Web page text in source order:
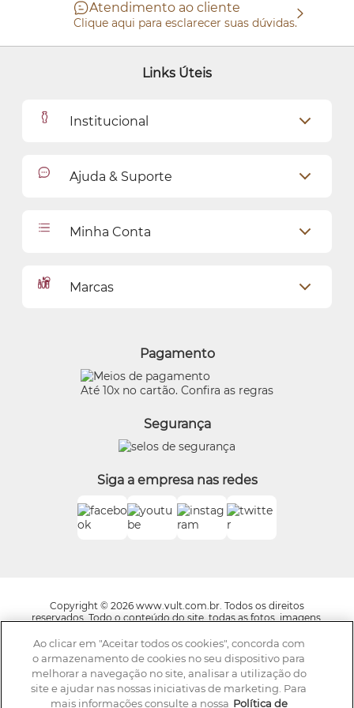
Atendimento ao cliente
Clique aqui para esclarecer suas dúvidas.
Links Úteis
Institucional
Como Comprar
Ajuda & Suporte
Seja uma revendedora
Pagamentos
Política de Privacidade
Preferências de Cookies
Termos de Uso
Trocas e Devoluções
Minha Conta
Meus endereços
Marcas
Quem Disse, Berenice?
Beleza na Web
Boticário Internacional
Pagamento
Até 10x no cartão. Confira as regras
Segurança
Siga a empresa nas redes
Copyright © 2026 www.vult.com.br. Todos os direitos
reservados. Todo o conteúdo do site, todas as fotos, imagens,
layout, trade dress, aqui veiculados são de propriedade exclusiva
da Boticário Produto de Beleza Ltda. É vedada qualquer
reprodução, total ou parcial, de qualquer elemento de
identidade, sem expressa autorização. A violação de qualquer
direito mencionado implicará na responsabilização cível e
criminal nos termos da Lei. Os preços dos produtos estão
Ao clicar em "Aceitar todos os cookies", concorda com
o armazenamento de cookies no seu dispositivo para
melhorar a navegação no site, analisar a utilização do
site e ajudar nas nossas iniciativas de marketing. Para
mais informações consulte a nossa Política de